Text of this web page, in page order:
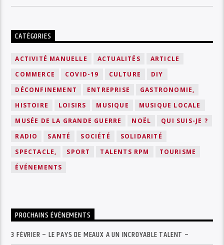
CATÉGORIES
ACTIVITÉ MANUELLE ACTUALITÉS
ARTICLE
COMMERCE
COVID-19 CULTURE
DIY
DÉCONFINEMENT
ENTREPRISE
GASTRONOMIE,
HISTOIRE
LOISIRS MUSIQUE
MUSIQUE LOCALE
MUSÉE DE LA GRANDE GUERRE
NOËL
QUI SUIS-JE ?
RADIO
SANTÉ SOCIÉTÉ
SOLIDARITÉ
SPECTACLE,
SPORT TALENTS RPM
TOURISME
ÉVÉNEMENTS
PROCHAINS ÉVÉNEMENTS
3 FÉVRIER – LE PAYS DE MEAUX A UN INCROYABLE TALENT –